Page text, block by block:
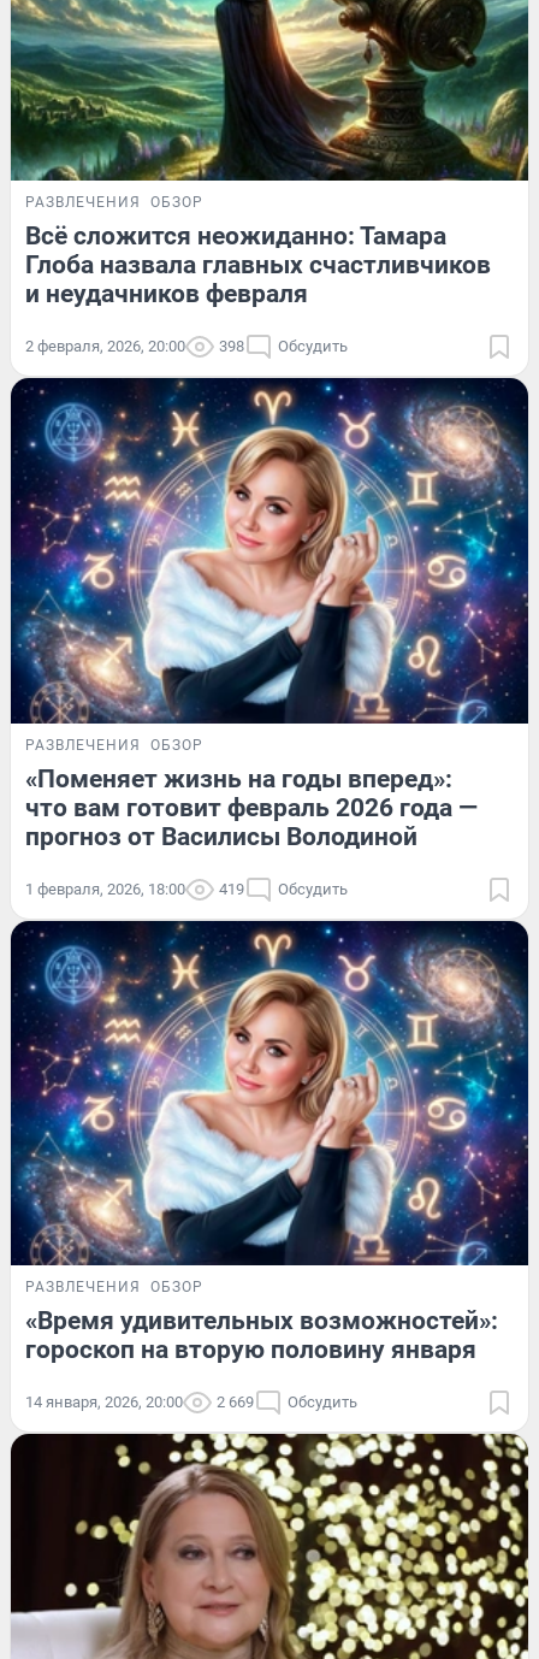
РАЗВЛЕЧЕНИЯ ОБЗОР
Всё сложится неожиданно: Тамара
Глоба назвала главных счастливчиков
и неудачников февраля
2 февраля, 2026, 20:00 398 Обсудить
РАЗВЛЕЧЕНИЯ ОБЗОР
«Поменяет жизнь на годы вперед»:
что вам готовит февраль 2026 года —
прогноз от Василисы Володиной
1 февраля, 2026, 18:00 419 Обсудить
РАЗВЛЕЧЕНИЯ ОБЗОР
«Время удивительных возможностей»:
гороскоп на вторую половину января
14 января, 2026, 20:00 2 669 Обсудить